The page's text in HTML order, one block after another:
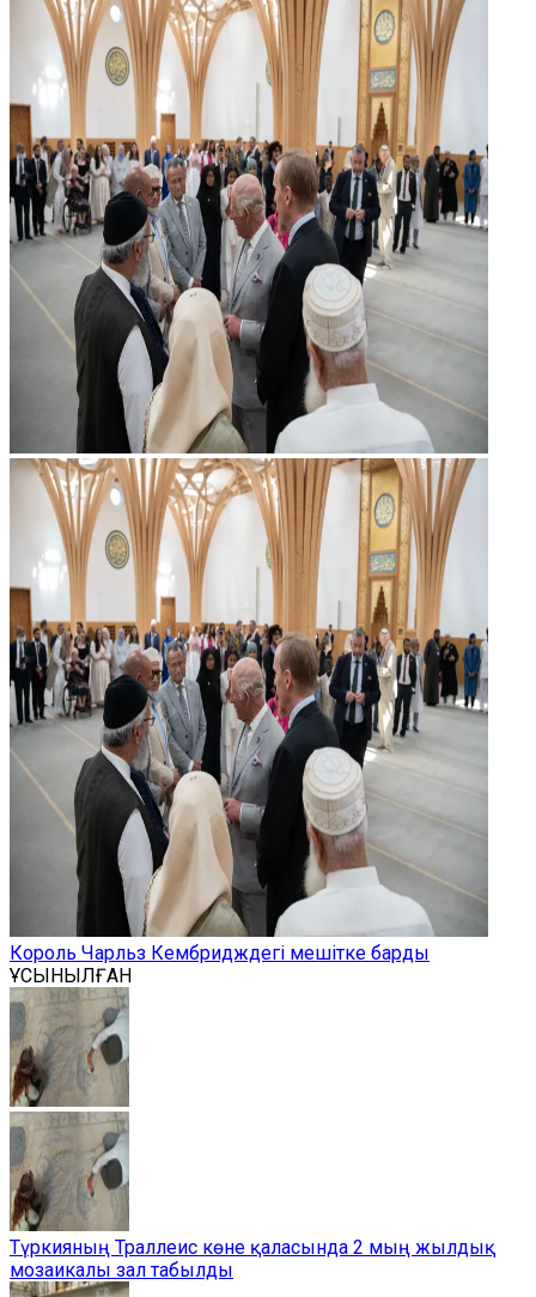
Король Чарльз Кембридждегі мешітке барды
ҰСЫНЫЛҒАН
Түркияның Траллеис көне қаласында 2 мың жылдық
мозаикалы зал табылды